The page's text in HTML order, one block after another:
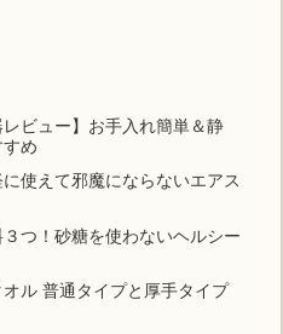
レビュー】お手入れ簡単＆静
め
使えて邪魔にならないエアス
つ！砂糖を使わないヘルシー
ル 普通タイプと厚手タイプ